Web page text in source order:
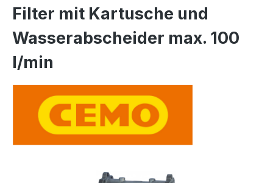
Filter mit Kartusche und
Wasserabscheider max. 100
l/min
Bildergalerie überspringen